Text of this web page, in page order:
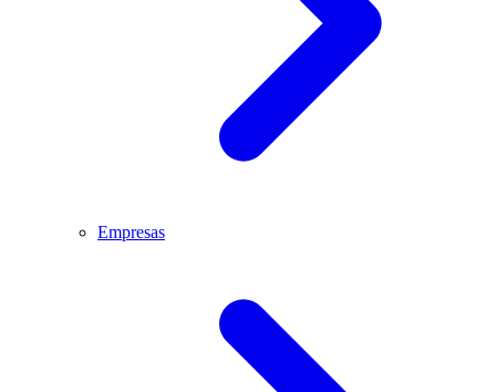
Empresas